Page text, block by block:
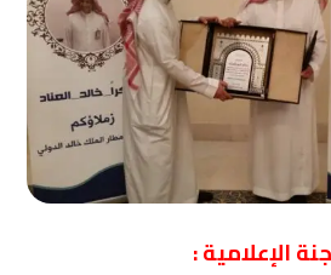
الإعلامية :